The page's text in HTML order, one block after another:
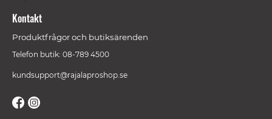
Kontakt
Produktfrågor och butiksärenden
Telefon butik: 08-789 4500
kundsupport@rajalaproshop.se